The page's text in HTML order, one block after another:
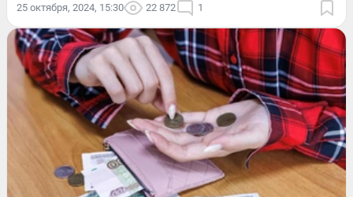
25 октября, 2024, 15:30 22 872 1